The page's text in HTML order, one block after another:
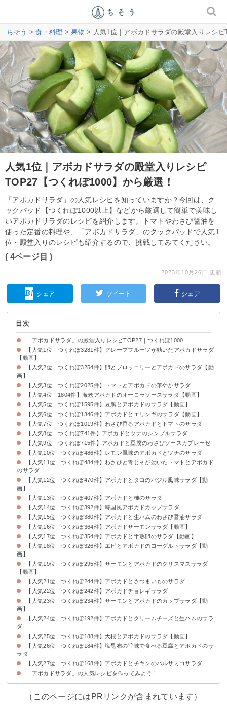
ちそう >食・料理 >果物 > 人気1位｜アボカドサラダの殿堂入りレシ
人気1位｜アボカドサラダの殿堂入りレシピ
TOP27【つくれぽ1000】から厳選！
「アボカドサラダ」の人気レシピを知っていますか？今回は、ク
ックパッド【つくれぽ1000以上】などから厳選して簡単で美味し
いアボカドサラダのレシピを紹介します。トマトやわさび醤油を
使った定番の料理や、「アボカドサラダ」のクックパッドで人気1
位・殿堂入りのレシピも紹介するので、挑戦してみてください。
( 4ページ目 )
2023年10月26日 更新
シェア ツイート シェア
目次
「アボカドサラダ」の殿堂入りレシピTOP27｜つくれぽ1000
【人気1位｜つくれぽ3281件】グレープフルーツが効いたアボカドサラダ
【動画】
【人気2位｜つくれぽ3254件】卵とブロッコリーとアボカドのサラダ【動
画】
【人気3位｜つくれぽ2025件】トマトとアボカドの華やかサラダ
【人気4位｜1804件】海老アボカドのオーロラソースサラダ【動画】
【人気5位｜つくれぽ1595件】豆腐とアボカドのサラダ【動画】
【人気6位｜つくれぽ1346件】アボカドとエリンギのサラダ【動画】
【人気7位｜つくれぽ1019件】わさび香るアボカドとトマトのサラダ
【人気8位｜つくれぽ741件】アボカドとツナのシンプルサラダ
【人気9位｜つくれぽ715件】アボカドと豆腐のわさびソースカプレーゼ
【人気10位｜つくれぽ486件】レモン風味のアボカドとツナのサラダ
【人気11位｜つくれぽ484件】わさびと青じそが効いたトマトとアボカド
のサラダ
【人気12位｜つくれぽ470件】アボカドとタコのバジル風味サラダ【動
画】
【人気13位｜つくれぽ407件】アボカドと柿のサラダ
【人気14位｜つくれぽ392件】韓国風アボカドカップサラダ
【人気15位｜つくれぽ380件】アボカドと生ハムのわさび醤油サラダ
【人気16位｜つくれぽ364件】アボカドサーモンサラダ【動画】
【人気17位｜つくれぽ354件】アボカドと半熟卵のサラダ【動画】
【人気18位｜つくれぽ326件】エビとアボカドのヨーグルトサラダ【動
画】
【人気19位｜つくれぽ295件】サーモンとアボカドのクリスマスサラダ
【動画】
【人気21位｜つくれぽ244件】アボカドとさつまいものサラダ
【人気22位｜つくれぽ242件】アボカドチョレギサラダ
【人気23位｜つくれぽ234件】サーモンとアボカドのカップサラダ【動
画】
【人気24位｜つくれぽ192件】アボカドとクリームチーズと生ハムのサラ
ダ
【人気25位｜つくれぽ188件】大根とアボカドのサラダ【動画】
【人気26位｜つくれぽ184件】塩昆布の旨味で食べる豆腐とアボカドのサ
ラダ
【人気27位｜つくれぽ168件】アボカドとチキンのバルサミコサラダ
「アボカドサラダ」の人気レシピを作ってみよう！
（このページにはPRリンクが含まれています）